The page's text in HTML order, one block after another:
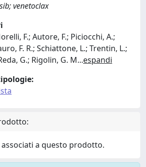
venetoclax
F.; Autore, F.; Piciocchi, A.;
F. R.; Schiattone, L.; Trentin, L.;
G.; Rigolin, G. M...espandi
a questo prodotto.